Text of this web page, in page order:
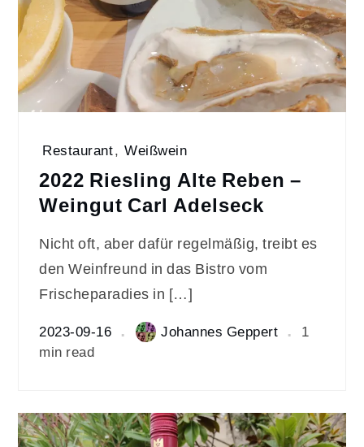
Restaurant, Weißwein
2022 Riesling Alte Reben –
Weingut Carl Adelseck
Nicht oft, aber dafür regelmäßig, treibt es
den Weinfreund in das Bistro vom
Frischeparadies in […]
2023-09-16 Johannes Geppert
1
min read